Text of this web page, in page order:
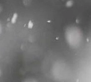
động, bắt mắt.